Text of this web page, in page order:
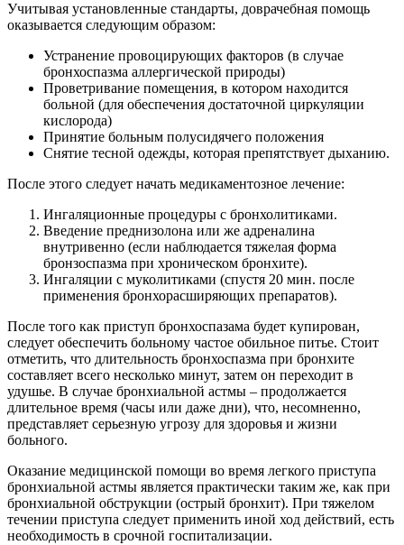
Учитывая установленные стандарты, доврачебная помощь
оказывается следующим образом:
Устранение провоцирующих факторов (в случае
бронхоспазма аллергической природы)
Проветривание помещения, в котором находится
больной (для обеспечения достаточной циркуляции
кислорода)
Принятие больным полусидячего положения
Снятие тесной одежды, которая препятствует дыханию.
После этого следует начать медикаментозное лечение:
Ингаляционные процедуры с бронхолитиками.
Введение преднизолона или же адреналина
внутривенно (если наблюдается тяжелая форма
бронзоспазма при хроническом бронхите).
Ингаляции с муколитиками (спустя 20 мин. после
применения бронхорасширяющих препаратов).
После того как приступ бронхоспазама будет купирован,
следует обеспечить больному частое обильное питье. Стоит
отметить, что длительность бронхоспазма при бронхите
составляет всего несколько минут, затем он переходит в
удушье. В случае бронхиальной астмы – продолжается
длительное время (часы или даже дни), что, несомненно,
представляет серьезную угрозу для здоровья и жизни
больного.
Оказание медицинской помощи во время легкого приступа
бронхиальной астмы является практически таким же, как при
бронхиальной обструкции (острый бронхит). При тяжелом
течении приступа следует применить иной ход действий, есть
необходимость в срочной госпитализации.